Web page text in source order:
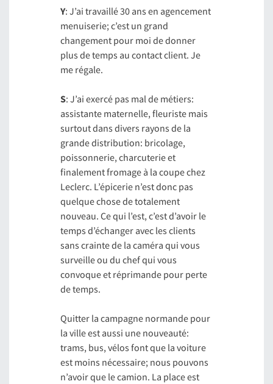
Y: J’ai travaillé 30 ans en agencement
menuiserie; c’est un grand
changement pour moi de donner
plus de temps au contact client. Je
me régale.
S: J’ai exercé pas mal de métiers:
assistante maternelle, fleuriste mais
surtout dans divers rayons de la
grande distribution: bricolage,
poissonnerie, charcuterie et
finalement fromage à la coupe chez
Leclerc. L’épicerie n’est donc pas
quelque chose de totalement
nouveau. Ce qui l’est, c’est d’avoir le
temps d’échanger avec les clients
sans crainte de la caméra qui vous
surveille ou du chef qui vous
convoque et réprimande pour perte
de temps.
Quitter la campagne normande pour
la ville est aussi une nouveauté:
trams, bus, vélos font que la voiture
est moins nécessaire; nous pouvons
n’avoir que le camion. La place est